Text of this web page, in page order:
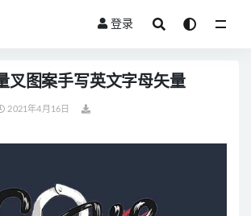
登录
叉图案手写英文字母矢量
2021年4月16日